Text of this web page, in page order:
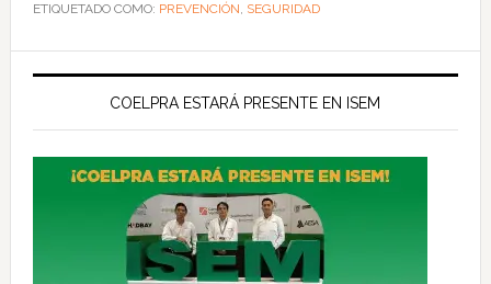
ETIQUETADO COMO: PREVENCIÓN, SEGURIDAD
COELPRA ESTARÁ PRESENTE EN ISEM